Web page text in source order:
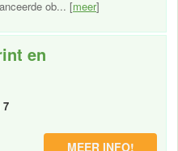
ob... [meer]
en
7
MEER INFO!